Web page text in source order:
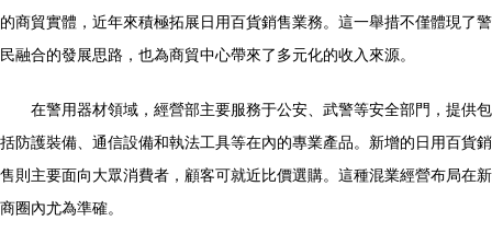
的商貿實體，近年來積極拓展日用百貨銷售業務。這一舉措不僅體現了警
民融合的發展思路，也為商貿中心帶來了多元化的收入來源。
在警用器材領域，經營部主要服務于公安、武警等安全部門，提供包
括防護裝備、通信設備和執法工具等在內的專業產品。新增的日用百貨銷
售則主要面向大眾消費者，顧客可就近比價選購。這種混業經營布局在新
商圈內尤為準確。